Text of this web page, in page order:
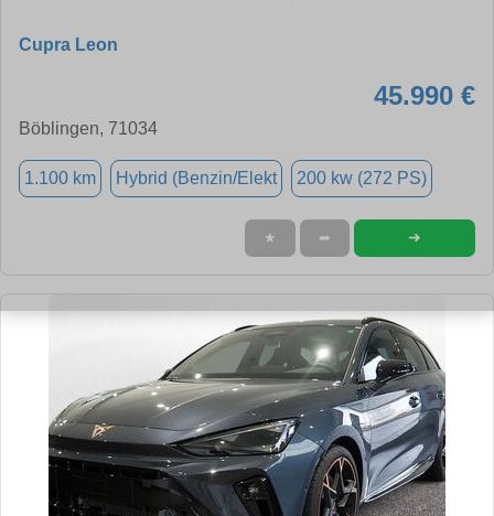
Cupra Leon
45.990 €
Böblingen, 71034
1.100 km Hybrid (Benzin/Elekt 200 kw (272 PS)
★ ➦ ➜